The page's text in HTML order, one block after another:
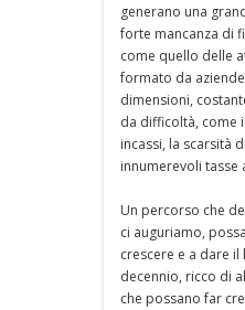
generano una
forte mancanza di
come quello delle
formato da
dimensioni,
da difficoltà, come
incassi, la scarsità
innumerevoli tasse
Un percorso che
ci auguriamo,
crescere e a dare il
decennio, ricco di
che possano far